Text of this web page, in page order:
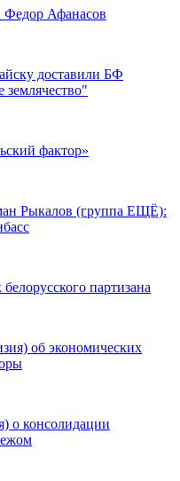
Федор Афанасов
доставили БФ
фактор»
Рыкалов (группа ЕЩЁ):
партизана
об экономических
о консолидации